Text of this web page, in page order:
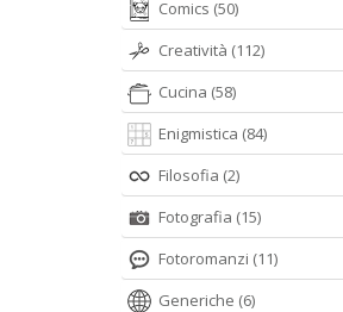
Comics (50)
Creatività (112)
Cucina (58)
Enigmistica (84)
Filosofia (2)
Fotografia (15)
Fotoromanzi (11)
Generiche (6)